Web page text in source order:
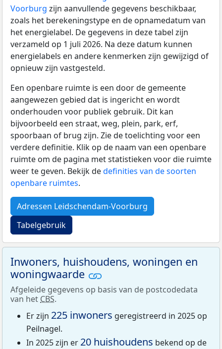
Voorburg zijn aanvullende gegevens beschikbaar,
zoals het berekeningstype en de opnamedatum van
het energielabel. De gegevens in deze tabel zijn
verzameld op 1 juli 2026. Na deze datum kunnen
energielabels en andere kenmerken zijn gewijzigd of
opnieuw zijn vastgesteld.
Een openbare ruimte is een door de gemeente
aangewezen gebied dat is ingericht en wordt
onderhouden voor publiek gebruik. Dit kan
bijvoorbeeld een straat, weg, plein, park, erf,
spoorbaan of brug zijn. Zie de toelichting voor een
verdere definitie. Klik op de naam van een openbare
ruimte om de pagina met statistieken voor die ruimte
weer te geven. Bekijk dedefinities van de soorten
openbare ruimtes.
Adressen Leidschendam-Voorburg
Tabelgebruik
Inwoners, huishoudens, woningen en
woningwaarde
Afgeleide gegevens op basis van de postcodedata
van het CBS.
Er zijn 225 inwoners geregistreerd in 2025 op
Peilnagel.
In 2025 zijn er 20 huishoudens bekend op de